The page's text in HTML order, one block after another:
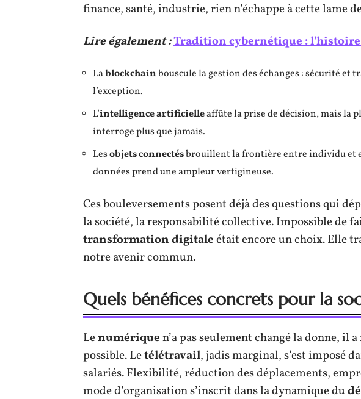
finance, santé, industrie, rien n’échappe à cette lame
Lire également :Tradition cybernétique : l'histoire
Lablockchainbouscule la gestion des échanges : sécurité
l’exception.
L’intelligence artificielleaffûte la prise de décision, mais la
interroge plus que jamais.
Lesobjets connectésbrouillent la frontière entre individu et
données prend une ampleur vertigineuse.
Ces bouleversements posent déjà des questions qui
la société, la responsabilité collective. Impossible de
transformation digitaleétait encore un choix. Elle
notre avenir commun.
Quels bénéfices concrets pour la
Lenumériquen’a pas seulement changé la donne, il
possible. Letélétravail, jadis marginal, s’est imposé
salariés. Flexibilité, réduction des déplacements,
mode d’organisation s’inscrit dans la dynamique du